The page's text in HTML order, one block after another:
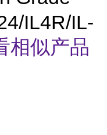
IL4R/IL-
相似产品